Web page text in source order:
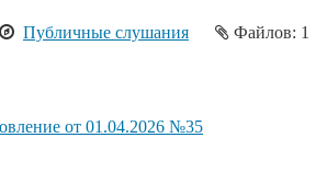
Публичные слушания Файлов: 1
от 01.04.2026 №35